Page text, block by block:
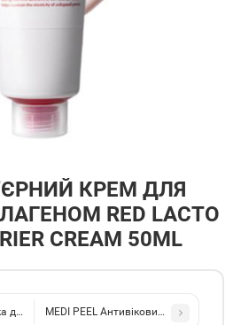
КРЕМ ДЛЯ
RED LACTO
CREAM 50ML
для пружності та еластичності шкіри
MEDI PEEL Антивіковий